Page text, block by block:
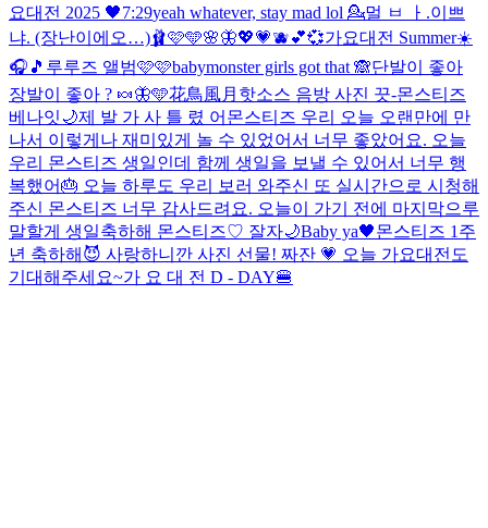
요대전 2025 🖤7:29yeah whatever, stay mad lol 💁‍멀 ㅂ ㅏ.이쁘
냐. (장난이에오…)🩰🩷🩵🌸🦋💖💗🫐💕💞가요대전 Summer☀️
🎧🎵 루루즈 앨범🩷🩷babymonster girls got that 🙈단발이 좋아
장발이 좋아 ? 🍬🦋🩵花鳥風月 핫소스 음방 사진 끗-몬스티즈
베나잇🌙제 발 가 사 틀 렸 어 몬스티즈 우리 오늘 오랜만에 만
나서 이렇게나 재미있게 놀 수 있었어서 너무 좋았어요. 오늘
우리 몬스티즈 생일인데 함께 생일을 보낼 수 있어서 너무 행
복했어🎂 오늘 하루도 우리 보러 와주신 또 실시간으로 시청해
주신 몬스티즈 너무 감사드려요. 오늘이 가기 전에 마지막으루
말할게 생일축하해 몬스티즈♡ 잘자🌙Baby ya🖤몬스티즈 1주
년 축하해😈 사랑하니깐 사진 선물! 짜잔 💗 오늘 가요대전도
기대해주세요~가 요 대 전 D - DAY🍔